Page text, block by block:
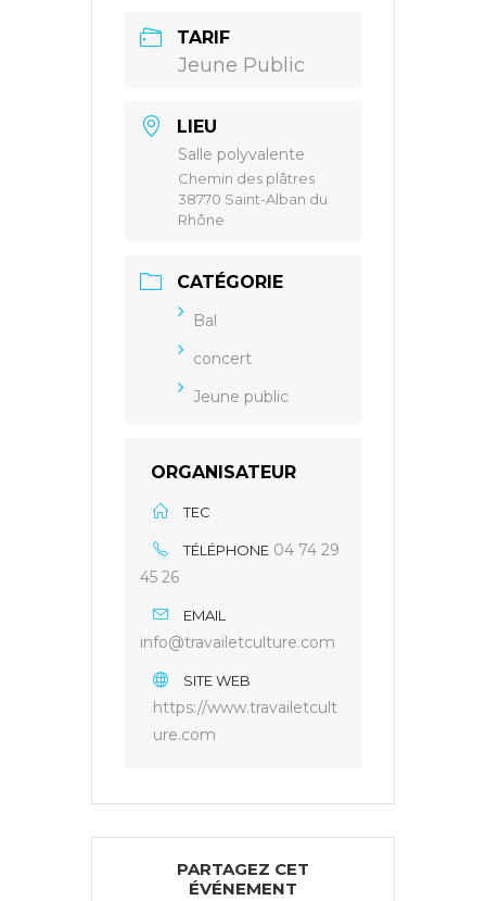
TARIF
Jeune Public
LIEU
Salle polyvalente
Chemin des plâtres
38770 Saint-Alban du
Rhône
CATÉGORIE
Bal
concert
Jeune public
ORGANISATEUR
TEC
TÉLÉPHONE 04 74 29
45 26
EMAIL
info@travailetculture.com
SITE WEB
https://www.travailetcult
ure.com
PARTAGEZ CET
ÉVÉNEMENT